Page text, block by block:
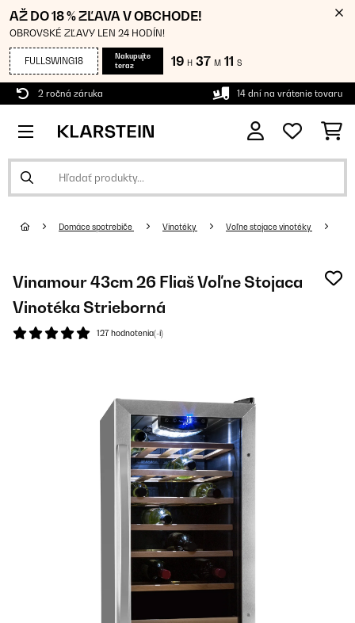
AŽ DO 18 % ZĽAVA V OBCHODE!
OBROVSKÉ ZĽAVY LEN 24 HODÍN!
FULLSWING18
Nakupujte
teraz
19 H 37 M 11 S
2 ročná záruka 14 dní na vrátenie tovaru
Domáce spotrebiče Vinotéky Voľne stojace vinotéky
Vinamour 43cm 26 Fliaš Voľne Stojaca
Vinotéka Strieborná
127 hodnotenia(-í)